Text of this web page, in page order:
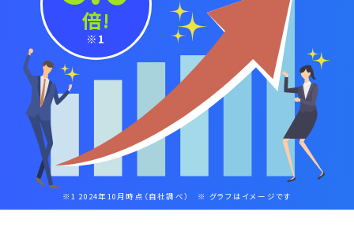
倍!
※1
※1 2024年10月時点（自社調べ） ※ グラフはイメージです